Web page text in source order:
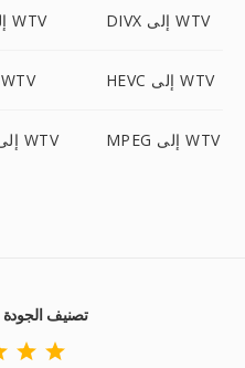
CAVS إلى WTV DIVX إلى WTV
F4V إلى WTV HEVC إلى WTV
MJPEG إلى WTV MPEG إلى WTV
FLV إلى WTV تصنيف الجودة